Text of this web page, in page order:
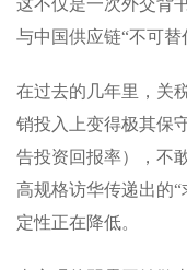
这不仅是一次外交背
与中国供应链“不可替
在过去的几年里，关
销投入上变得极其保
告投资回报率），不
高规格访华传递出的
定性正在降低。